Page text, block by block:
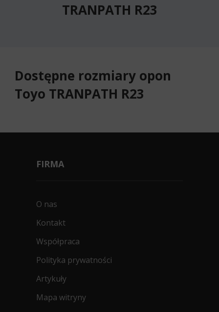
TRANPATH R23
Dostępne rozmiary opon
Toyo TRANPATH R23
FIRMA
O nas
Kontakt
Współpraca
Polityka prywatności
Artykuły
Mapa witryny